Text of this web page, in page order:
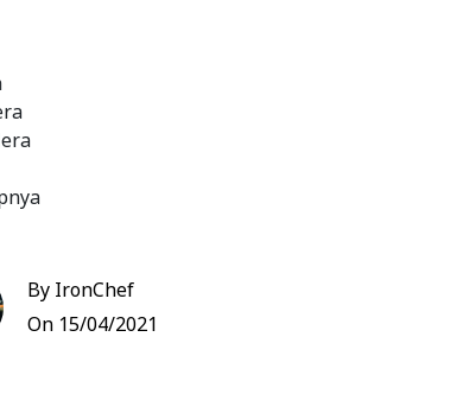
pelengkap, masukkan tomat, bawang
By IronChef
On 15/04/2021